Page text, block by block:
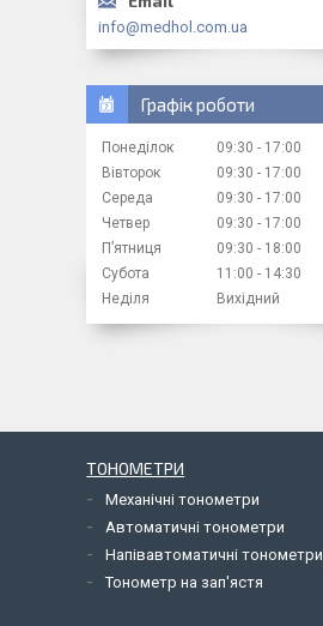
info@medhol.com.ua
Графік роботи
Понеділок 09:30
17:00
Вівторок
09:30
17:00
Середа
09:30
17:00
Четвер
09:30
17:00
Пʼятниця
09:30
18:00
Субота
11:00
14:30
Неділя
Вихідний
ТОНОМЕТРИ
Механічні тонометри
Автоматичні тонометри
Напівавтоматичні тонометри
Тонометр на зап'ястя